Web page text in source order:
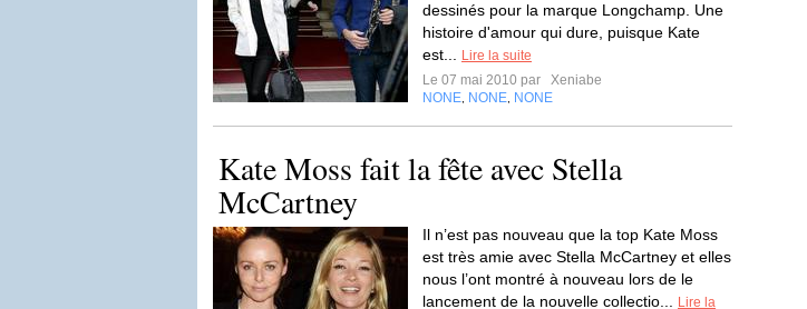
dessinés pour la marque Longchamp. Une
histoire d'amour qui dure, puisque Kate
est...
Lire la suite
Le 07 mai 2010 par
Xeniabe
NONE NONE NONE
Kate Moss fait la fête avec Stella
McCartney
Il n’est pas nouveau que la top Kate Moss
est très amie avec Stella McCartney et elles
nous l’ont montré à nouveau lors de le
lancement de la nouvelle collectio...
Lire la